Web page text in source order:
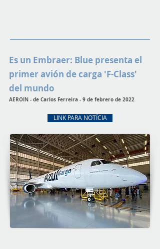
Es un Embraer: Blue presenta el
primer avión de carga 'F-Class'
del mundo
AEROIN - de Carlos Ferreira - 9 de febrero de 2022
LINK PARA NOTÍCIA